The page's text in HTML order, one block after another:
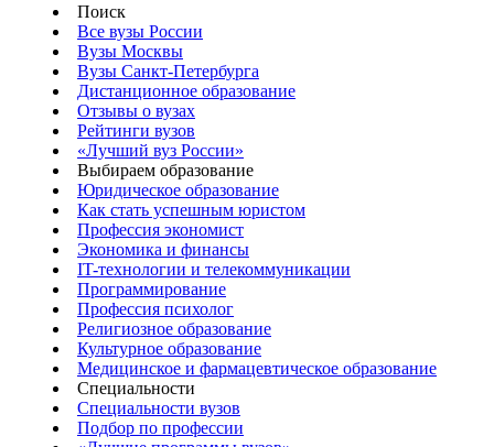
Поиск
Все вузы России
Вузы Москвы
Вузы Санкт-Петербурга
Дистанционное образование
Отзывы о вузах
Рейтинги вузов
«Лучший вуз России»
Выбираем образование
Юридическое образование
Как стать успешным юристом
Профессия экономист
Экономика и финансы
IT-технологии и телекоммуникации
Программирование
Профессия психолог
Религиозное образование
Культурное образование
Медицинское и фармацевтическое образование
Специальности
Специальности вузов
Подбор по профессии